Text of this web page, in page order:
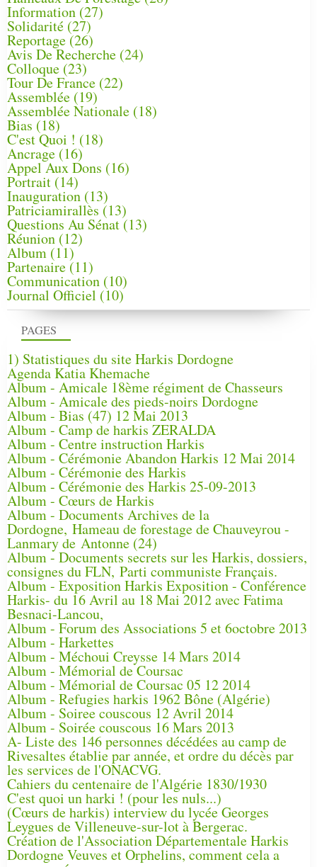
PAGES
1) Statistiques du site Harkis Dordogne
Agenda Katia Khemache
Album - Amicale 18ème régiment de Chasseurs
Album - Amicale des pieds-noirs Dordogne
Album - Bias (47) 12 Mai 2013
Album - Camp de harkis ZERALDA
Album - Centre instruction Harkis
Album - Cérémonie Abandon Harkis 12 Mai 2014
Album - Cérémonie des Harkis
Album - Cérémonie des Harkis 25-09-2013
Album - Cœurs de Harkis
Album - Documents Archives de la
Dordogne, Hameau de forestage de Chauveyrou -
Lanmary de Antonne (24)
Album - Documents secrets sur les Harkis, dossiers,
consignes du FLN, Parti communiste Français.
Album - Exposition Harkis Exposition - Conférence
Harkis- du 16 Avril au 18 Mai 2012 avec Fatima
Besnaci-Lancou,
Album - Forum des Associations 5 et 6octobre 2013
Album - Harkettes
Album - Méchoui Creysse 14 Mars 2014
Album - Mémorial de Coursac
Album - Mémorial de Coursac 05 12 2014
Album - Refugies harkis 1962 Bône (Algérie)
Album - Soiree couscous 12 Avril 2014
Album - Soirée couscous 16 Mars 2013
A- Liste des 146 personnes décédées au camp de
Rivesaltes établie par année, et ordre du décès par
les services de l'ONACVG.
Cahiers du centenaire de l'Algérie 1830/1930
C'est quoi un harki ! (pour les nuls...)
(Cœurs de harkis) interview du lycée Georges
Leygues de Villeneuve-sur-lot à Bergerac.
Création de l'Association Départementale Harkis
Dordogne Veuves et Orphelins, comment cela a
Information (27)
Solidarité (27)
Reportage(26)
Avis De Recherche (24)
Colloque (23)
Tour De France (22)
Assemblée (19)
Assemblée Nationale (18)
Bias (18)
C'est Quoi ! (18)
Ancrage (16)
Appel Aux Dons (16)
Portrait (14)
Inauguration (13)
Patriciamirallès (13)
Questions Au Sénat(13)
Réunion (12)
Album (11)
Partenaire(11)
Communication (10)
Journal Officiel (10)